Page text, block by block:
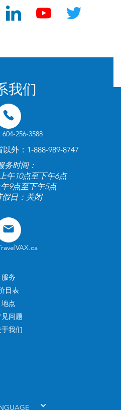
我们
256-3588
外：1-888-989-8747
务时间：
午10点至下午6点
9点至下午5点
假日：关闭
服务
目表
地点
问题
于我们